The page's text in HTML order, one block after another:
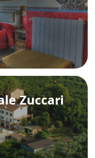
Zuccari